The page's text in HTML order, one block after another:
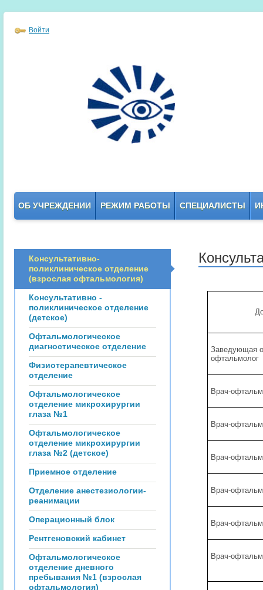
Войти
ОБ УЧРЕЖДЕНИИ РЕЖИМ РАБОТЫ СПЕЦИАЛИСТЫ
Консультативно-
поликлиническое отделение
(взрослая офтальмология)
Консультативно -
поликлиническое отделение
(детское)
Офтальмологическое
диагностическое отделение
Физиотерапевтическое
отделение
Офтальмологическое
отделение микрохирургии
глаза №1
Офтальмологическое
отделение микрохирургии
глаза №2 (детское)
Приемное отделение
Отделение анестезиологии-
реанимации
Операционный блок
Рентгеновский кабинет
Офтальмологическое
отделение дневного
пребывания №1 (взрослая
офтальмология)
Заведующая
офтальмолог
Врач-
Врач-
Врач-
Врач-
Врач-
Врач-